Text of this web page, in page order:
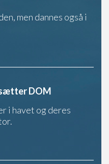
men dannes også i
DOM
i havet og deres